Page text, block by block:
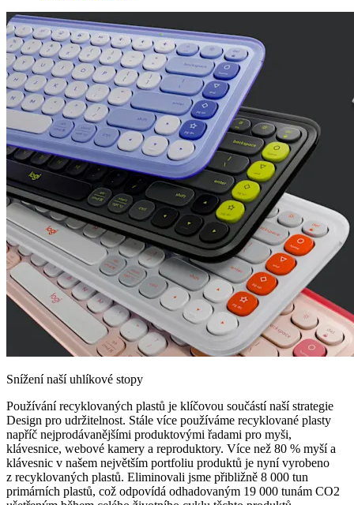
Snížení naší uhlíkové stopy
Používání recyklovaných plastů je klíčovou součástí naší strategie
Design pro udržitelnost. Stále více používáme recyklované plasty
napříč nejprodávanějšími produktovými řadami pro myši,
klávesnice, webové kamery a reproduktory. Více než 80 % myší a
klávesnic v našem největším portfoliu produktů je nyní vyrobeno
z recyklovaných plastů. Eliminovali jsme přibližně 8 000 tun
primárních plastů, což odpovídá odhadovaným 19 000 tunám CO2